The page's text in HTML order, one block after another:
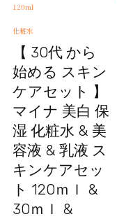
化粧水
【 30代 から
始める スキン
ケアセット 】
マイナ 美白 保
湿 化粧水 & 美
容液 & 乳液 ス
キンケアセッ
ト 120ｍｌ &
30ｍｌ &